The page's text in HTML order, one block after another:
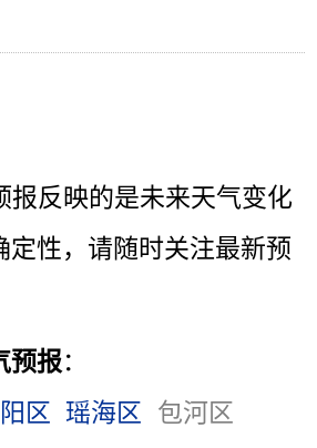
报反映的是未来天气变化
定性，请随时关注最新预
预报：
区 瑶海区 包河区